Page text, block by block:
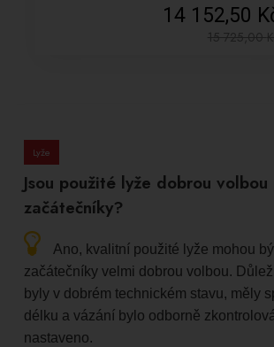
14 152,50
15 725,00
Lyže
Jsou použité lyže dobrou volbou
začátečníky?
Ano, kvalitní použité lyže mohou
začátečníky velmi dobrou volbou.
byly v dobrém technickém stavu, měly
délku a vázání bylo odborně
nastaveno.